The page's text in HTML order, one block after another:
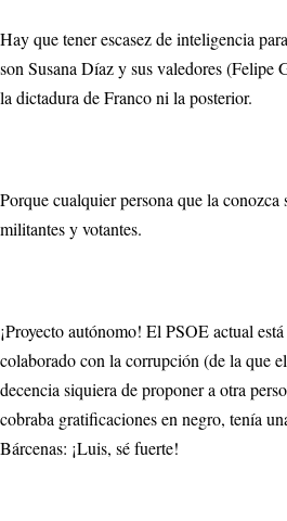
Hay que tener escasez de inteligencia
son Susana Díaz y sus valedores
la dictadura de Franco ni la posterior.
Porque cualquier persona que la
militantes y votantes.
¡Proyecto autónomo! El PSOE actual
colaborado con la corrupción (de la que
decencia siquiera de proponer a otra
cobraba gratificaciones en negro, tenía
Bárcenas: ¡Luis, sé fuerte!